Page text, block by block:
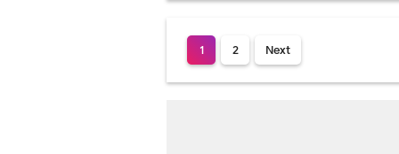
1 2 Next